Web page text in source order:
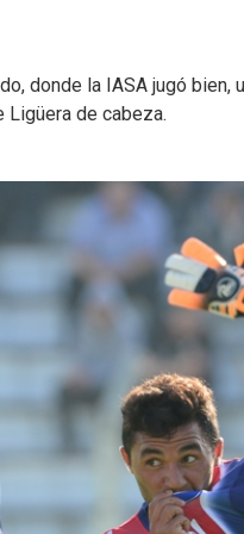
donde la IASA jugó
de cabeza.